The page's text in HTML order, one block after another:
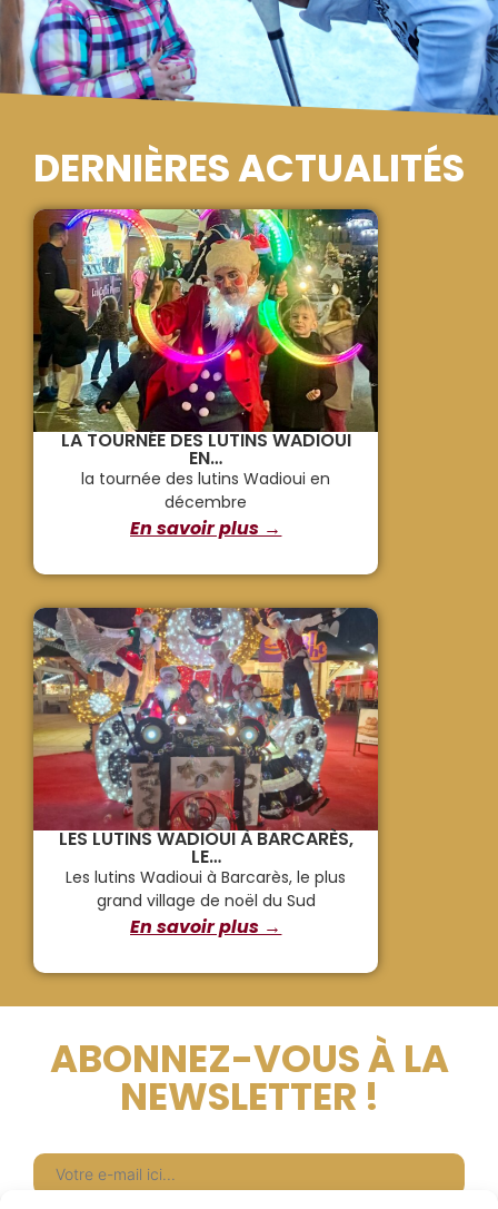
DERNIÈRES ACTUALITÉS
LA TOURNÉE DES LUTINS WADIOUI
EN…
la tournée des lutins Wadioui en
décembre
En savoir plus →
LES LUTINS WADIOUI À BARCARÈS,
LE…
Les lutins Wadioui à Barcarès, le plus
grand village de noël du Sud
En savoir plus →
ABONNEZ-VOUS À LA
NEWSLETTER !